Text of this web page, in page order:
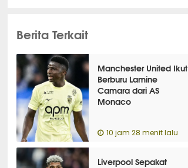
Berita Terkait
Manchester United Ikut
Berburu Lamine
Camara dari AS
Monaco
10 jam 28 menit lalu
Liverpool Sepakat